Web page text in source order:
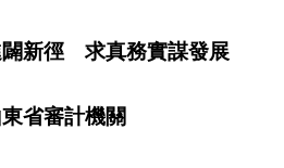
闢新徑 求真務實謀發展
省審計機關